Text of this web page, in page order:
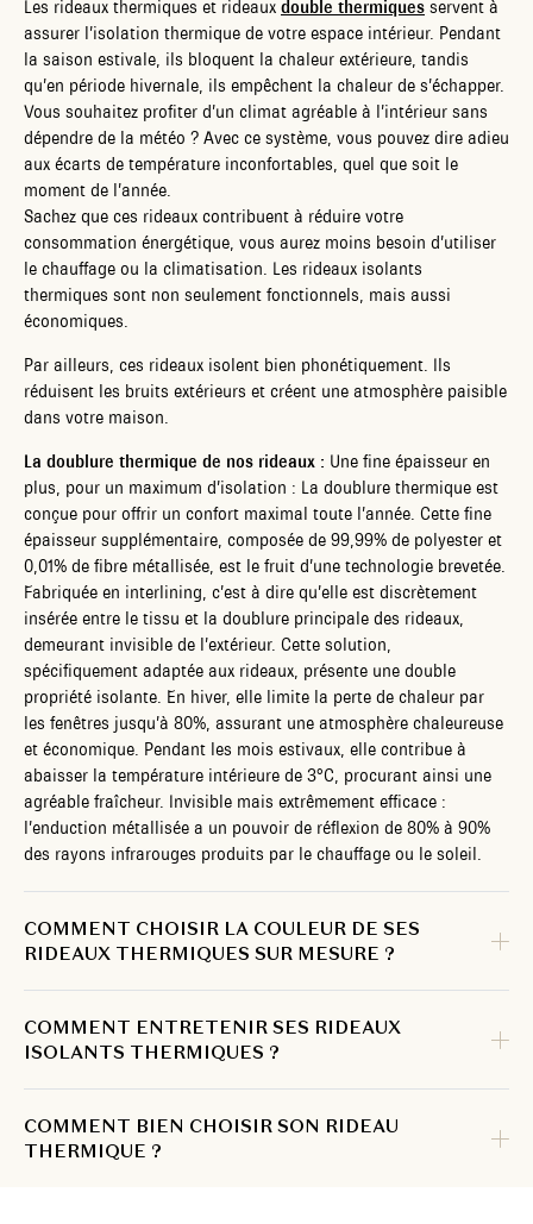
Les rideaux thermiques et rideaux double thermiques servent à
assurer l’isolation thermique de votre espace intérieur. Pendant
la saison estivale, ils bloquent la chaleur extérieure, tandis
qu’en période hivernale, ils empêchent la chaleur de s’échapper.
Vous souhaitez profiter d’un climat agréable à l’intérieur sans
dépendre de la météo ? Avec ce système, vous pouvez dire adieu
aux écarts de température inconfortables, quel que soit le
moment de l’année.
Sachez que ces rideaux contribuent à réduire votre
consommation énergétique, vous aurez moins besoin d’utiliser
le chauffage ou la climatisation. Les rideaux isolants
thermiques sont non seulement fonctionnels, mais aussi
économiques.
Par ailleurs, ces rideaux isolent bien phonétiquement. Ils
réduisent les bruits extérieurs et créent une atmosphère paisible
dans votre maison.
La doublure thermique de nos rideaux : Une fine épaisseur en
plus, pour un maximum d’isolation : La doublure thermique est
conçue pour offrir un confort maximal toute l’année. Cette fine
épaisseur supplémentaire, composée de 99,99% de polyester et
0,01% de fibre métallisée, est le fruit d’une technologie brevetée.
Fabriquée en interlining, c’est à dire qu’elle est discrètement
insérée entre le tissu et la doublure principale des rideaux,
demeurant invisible de l’extérieur. Cette solution,
spécifiquement adaptée aux rideaux, présente une double
propriété isolante. En hiver, elle limite la perte de chaleur par
les fenêtres jusqu’à 80%, assurant une atmosphère chaleureuse
et économique. Pendant les mois estivaux, elle contribue à
abaisser la température intérieure de 3°C, procurant ainsi une
agréable fraîcheur. Invisible mais extrêmement efficace :
l’enduction métallisée a un pouvoir de réflexion de 80% à 90%
des rayons infrarouges produits par le chauffage ou le soleil.
COMMENT CHOISIR LA COULEUR DE SES
RIDEAUX THERMIQUES SUR MESURE ?
COMMENT ENTRETENIR SES RIDEAUX
ISOLANTS THERMIQUES ?
COMMENT BIEN CHOISIR SON RIDEAU
THERMIQUE ?